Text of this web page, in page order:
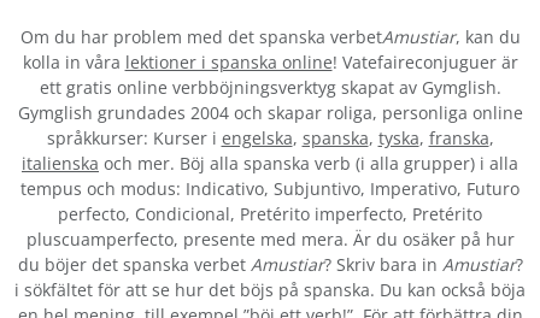
Om du har problem med det spanska verbetAmustiar, kan du
kolla in våra lektioner i spanska online! Vatefaireconjuguer är
ett gratis online verbböjningsverktyg skapat av Gymglish.
Gymglish grundades 2004 och skapar roliga, personliga online
språkkurser: Kurser i engelska, spanska, tyska, franska,
italienska och mer. Böj alla spanska verb (i alla grupper) i alla
tempus och modus: Indicativo, Subjuntivo, Imperativo, Futuro
perfecto, Condicional, Pretérito imperfecto, Pretérito
pluscuamperfecto, presente med mera. Är du osäker på hur
du böjer det spanska verbet Amustiar? Skriv bara in Amustiar?
i sökfältet för att se hur det böjs på spanska. Du kan också böja